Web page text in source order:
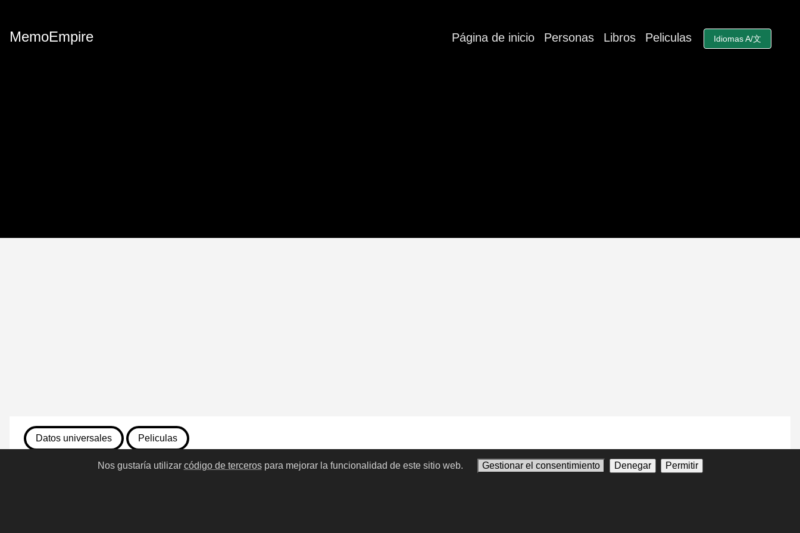
MemoEmpire Página de inicio Personas Libros Peliculas Idiomas A/文
Datos universales Peliculas
Nos gustaría utilizar código de tercerospara mejorar la funcionalidad de este sitio web. Gestionar el consentimiento Denegar Permitir